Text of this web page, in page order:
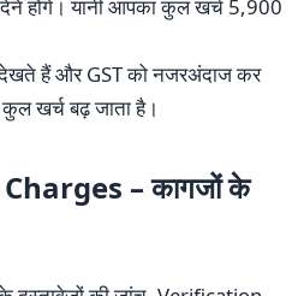
होंगे। यानी आपका कुल खर्च 5,900
हैं और GST को नजरअंदाज कर
खर्च बढ़ जाता है।
– कागजों के